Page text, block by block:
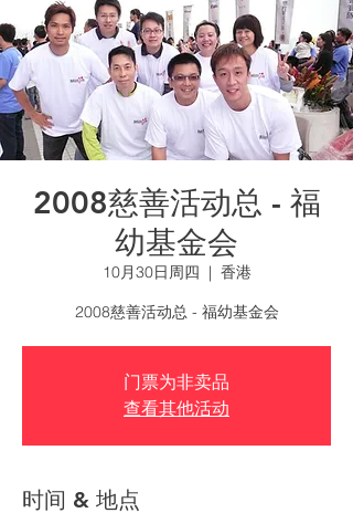
2008慈善活动总 - 福
幼基金会
10月30日周四
  |
香港
2008慈善活动总 - 福幼基金会
门票为非卖品
查看其他活动
时间 & 地点